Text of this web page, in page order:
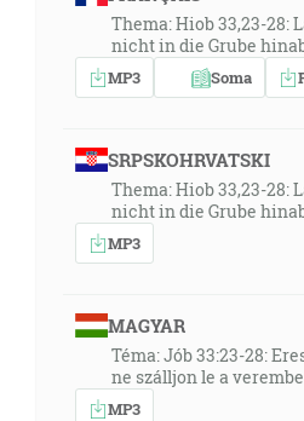
Thema: Hiob 33,23-28:
nicht in die Grube
MP3 Soma
SRPSKOHRVATSKI
Thema: Hiob 33,23-28:
nicht in die Grube
MP3
MAGYAR
Téma: Jób 33:23-28:
ne szálljon le a
MP3